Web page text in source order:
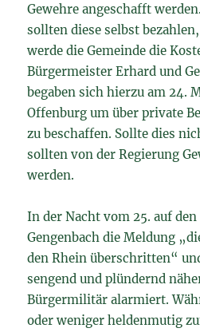
Gewehre angeschafft
sollten diese selbst
werde die Gemeinde die
Bürgermeister Erhard und
begaben sich hierzu am 24.
Offenburg um über private
zu beschaffen. Sollte dies
sollten von der Regierung
werden.
In der Nacht vom 25. auf
Gengenbach die Meldung
den Rhein überschritten“
sengend und plündernd
Bürgermilitär alarmiert.
oder weniger heldenmutig